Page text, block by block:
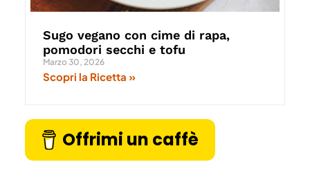
Sugo vegano con cime di rapa,
pomodori secchi e tofu
Marzo 30, 2026
Scopri la Ricetta »
Offrimi un caffè